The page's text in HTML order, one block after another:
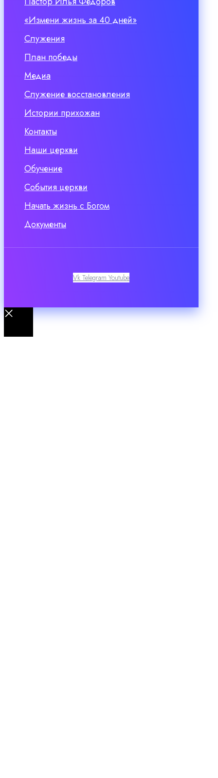
«Измени жизнь за 40 дней»
Служения
План победы
Медиа
Служение восстановления
Истории прихожан
Контакты
Наши церкви
Обучение
События церкви
Начать жизнь с Богом
Документы
Vk Telegram Youtube